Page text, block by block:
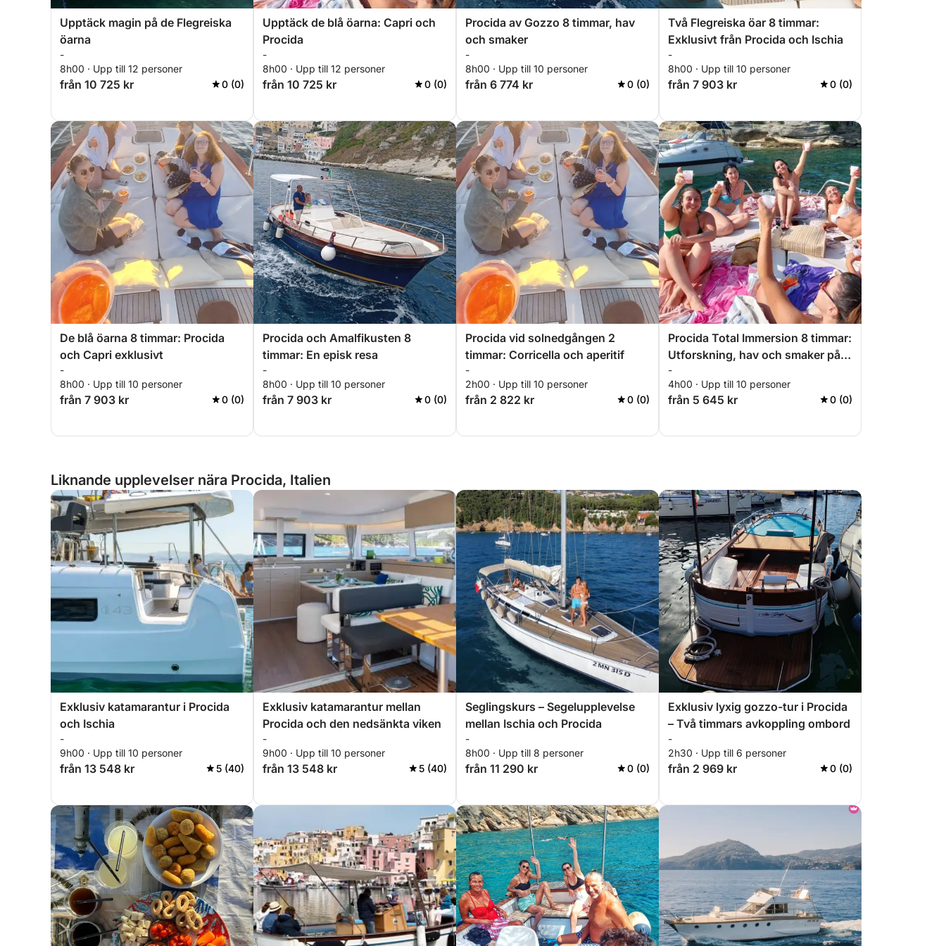
Upptäck magin på de Flegreiska
öarna
-
8h00 · Upp till 12 personer
från 10 725 kr 0 (0)
Upptäck de blå öarna: Capri och
Procida
-
8h00 · Upp till 12 personer
från 10 725 kr 0 (0)
Procida av Gozzo 8 timmar, hav
och smaker
-
8h00 · Upp till 10 personer
från 6 774 kr 0 (0)
Två Flegreiska öar 8 timmar:
Exklusivt från Procida och Ischia
-
8h00 · Upp till 10 personer
från 7 903 kr 0 (0)
De blå öarna 8 timmar: Procida
och Capri exklusivt
-
8h00 · Upp till 10 personer
från 7 903 kr 0 (0)
Procida och Amalfikusten 8
timmar: En episk resa
-
8h00 · Upp till 10 personer
från 7 903 kr 0 (0)
Procida vid solnedgången 2
timmar: Corricella och aperitif
-
2h00 · Upp till 10 personer
från 2 822 kr 0 (0)
Procida Total Immersion 8 timmar:
Utforskning, hav och smaker på
Gozzo
-
4h00 · Upp till 10 personer
från 5 645 kr 0 (0)
Liknande upplevelser nära Procida, Italien
Exklusiv katamarantur i Procida
och Ischia
-
9h00 · Upp till 10 personer
från 13 548 kr 5 (40)
Exklusiv katamarantur mellan
Procida och den nedsänkta viken
-
9h00 · Upp till 10 personer
från 13 548 kr 5 (40)
Seglingskurs – Segelupplevelse
mellan Ischia och Procida
-
8h00 · Upp till 8 personer
från 11 290 kr 0 (0)
Exklusiv lyxig gozzo-tur i Procida
– Två timmars avkoppling ombord
-
2h30 · Upp till 6 personer
från 2 969 kr 0 (0)